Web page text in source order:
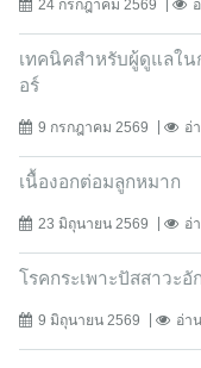
24 กรกฎาคม 2569
เทคนิคสำหรับผู้ดูแลใน
อร์
9 กรกฎาคม 2569 อ่
เนื้องอกต่อมลูกหมาก
23 มิถุนายน 2569 อ่
โรคกระเพาะปัสสาวะ
9 มิถุนายน 2569 อ่า